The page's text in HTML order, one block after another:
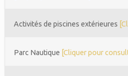
Activités de piscines extérieures
Parc Nautique [Cliquer pour